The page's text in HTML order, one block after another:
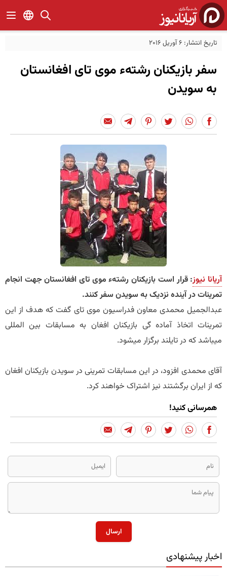
تاریخ انتشار: 6 آوریل 2016
سفر بازیکنان رشتهء موی تای افغانستان
به سویدن
آریانا نیوز: قرار است بازیکنان رشتهء موی تای افغانستان جهت انجام
تمرینات در آینده نزدیک به سویدن سفر کنند.
عبدالجمیل محمدی معاون فدراسیون موی تای گفت که هدف از این
تمرینات اتخاذ آماده گی بازیکنان افغان به مسابقات بین المللی
میباشد که در تایلند برگزار میشود.
آقای محمدی افزود، در این مسابقات تمرینی در سویدن بازیکنان افغان
که از ایران برگشتند نیز اشتراک خواهند کرد.
همرسانی کنید!
ارسال
اخبار پیشنهادی